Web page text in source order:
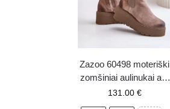
Zazoo 60498 moteriški
zomšiniai aulinukai ant
platformos ir klyno,
131.00 €